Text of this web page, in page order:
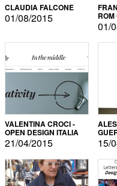
CLAUDIA FALCONE
01/08/2015
01/
VALENTINA CROCI -
OPEN DESIGN ITALIA
21/04/2015 15/